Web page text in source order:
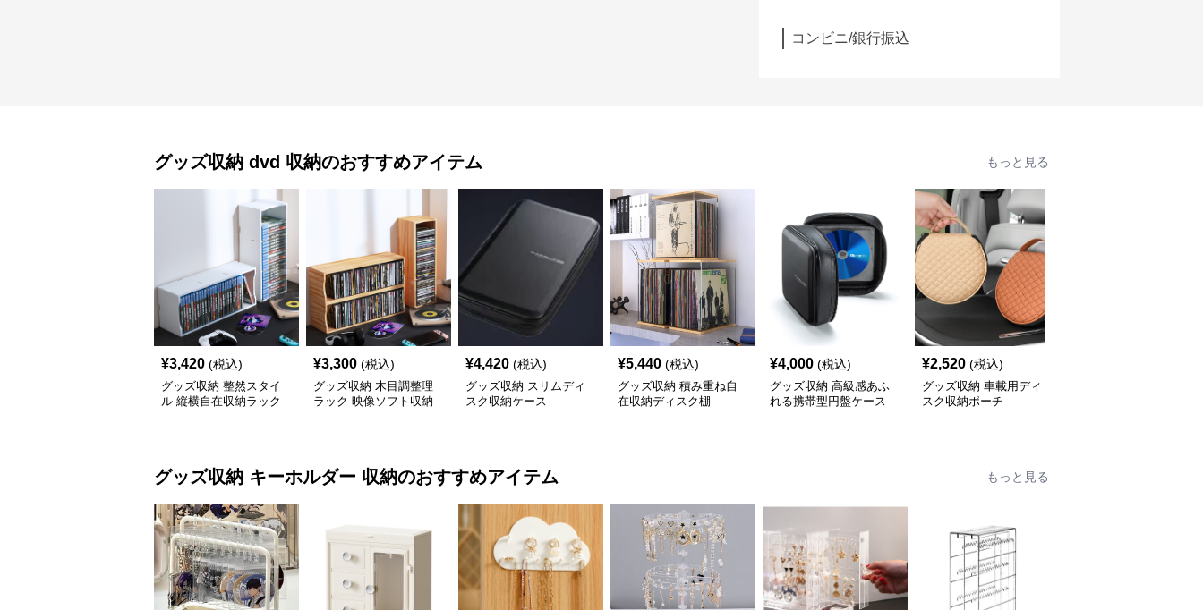
コンビニ/銀行振込
グッズ収納 dvd 収納のおすすめアイテム もっと見る
¥3,420 (税込)
グッズ収納 整然スタイ
ル 縦横自在収納ラック
¥3,300 (税込)
グッズ収納 木目調整理
ラック 映像ソフト収納
¥4,420 (税込)
グッズ収納 スリムディ
スク収納ケース
¥5,440 (税込)
グッズ収納 積み重ね自
在収納ディスク棚
¥4,000 (税込)
グッズ収納 高級感あふ
れる携帯型円盤ケース
¥2,520 (税込)
グッズ収納 車載用ディ
スク収納ポーチ
グッズ収納 キーホルダー 収納のおすすめアイテム もっと見る